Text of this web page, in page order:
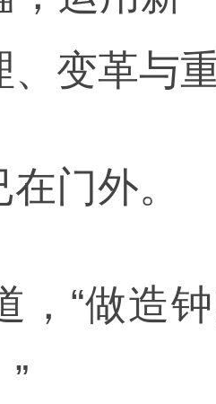
变革与
门外。
，“做造